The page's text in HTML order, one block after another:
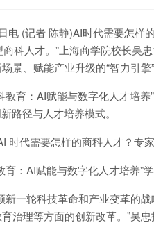
(记者 陈静)AI时代需要怎样
商科人才。”上海商学院校长吴
景、赋能产业升级的“智力引擎
育：AI赋能与数字化人才培养
路径与人才培养模式。
：AI赋能与数字化人才培养”
一轮科技革命和产业变革的战
治理等方面的创新改革。”吴